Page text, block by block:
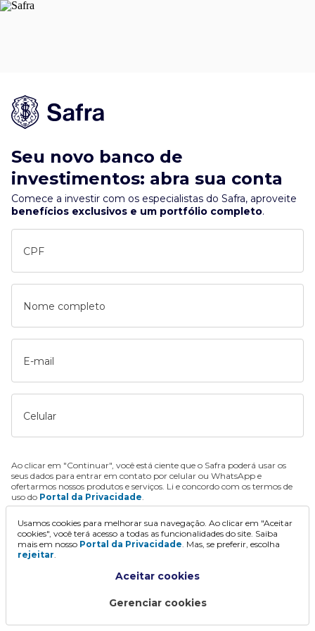
Seu novo banco de
investimentos: abra sua conta
Comece a investir com os especialistas do Safra, aproveite
benefícios exclusivos e um portfólio completo.
CPF
Nome completo
E-mail
Celular
Ao clicar em "Continuar", você está ciente que o Safra poderá usar os
seus dados para entrar em contato por celular ou WhatsApp e
ofertarmos nossos produtos e serviços. Li e concordo com os termos de
uso do Portal da Privacidade.
Continuar
Usamos cookies para melhorar sua navegação. Ao clicar em "Aceitar
cookies", você terá acesso a todas as funcionalidades do site. Saiba
mais em nosso Portal da Privacidade. Mas, se preferir, escolha
rejeitar.
Aceitar cookies
Gerenciar cookies